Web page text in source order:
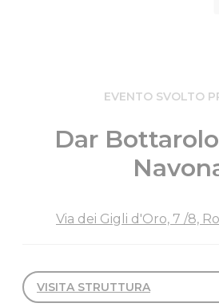
EVENTO SVOLTO
Dar
Via dei Gigli d'Oro, 7 /8,
VISITA STRUTTURA